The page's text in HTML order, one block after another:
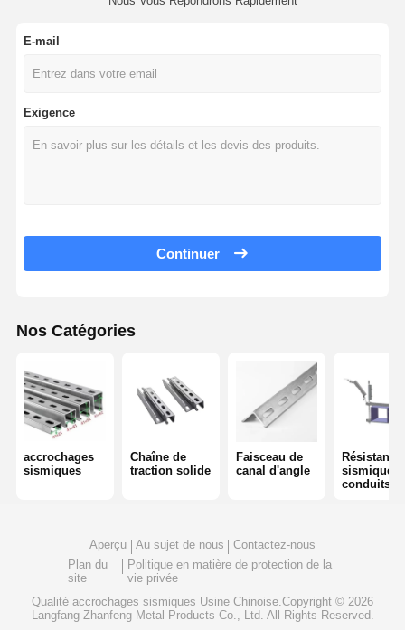
Les Affaires
4 Façons de protéger contre les séismes
plateau de câbles de piste de course
Partenons de rails de panneaux solaires
Accessoires de montage solaire
canal de montage solaire
E-mail
Exigence
Continuer
Nos Catégories
accrochages
sismiques
Chaîne de
traction solide
Faisceau de
canal d'angle
Résistance
sismique
conduits
Aperçu Au sujet de nous
Contactez-nous
Plan du
site
Politique en matière de protection de la
vie privée
Qualité accrochages sismiques Usine Chinoise.Copyright © 2026
Langfang Zhanfeng Metal Products Co., Ltd. All Rights Reserved.